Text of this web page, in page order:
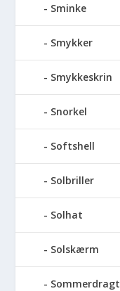
Sminke
Smykker
Smykkeskrin
Snorkel
Softshell
Solbriller
Solhat
Solskærm
Sommerdragt